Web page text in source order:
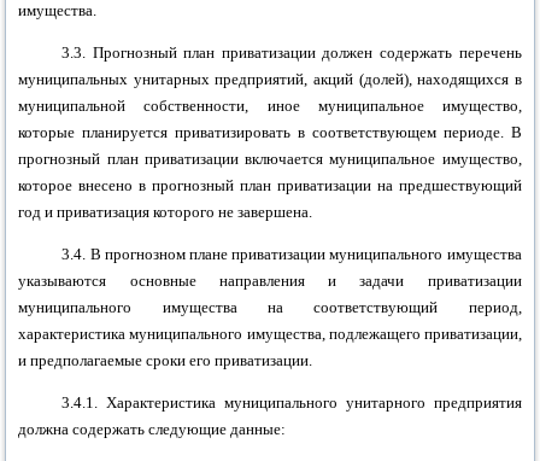
имущества.
3.3. Прогнозный план приватизации должен содержать перечень
муниципальных унитарных предприятий, акций (долей), находящихся в
муниципальной собственности, иное муниципальное имущество,
которые планируется приватизировать в соответствующем периоде. В
прогнозный план приватизации включается муниципальное имущество,
которое внесено в прогнозный план приватизации на предшествующий
год и приватизация которого не завершена.
3.4. В прогнозном плане приватизации муниципального имущества
указываются основные направления и задачи приватизации
муниципального имущества на соответствующий период,
характеристика муниципального имущества, подлежащего приватизации,
и предполагаемые сроки его приватизации.
3.4.1. Характеристика муниципального унитарного предприятия
должна содержать следующие данные: